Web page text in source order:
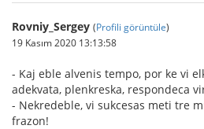
Rovniy_Sergey (Profili görüntüle)
19 Kasım 2020 13:13:58
- Kaj eble alvenis tempo, por ke vi
adekvata, plenkreska, respondeca
- Nekredeble, vi sukcesas meti tre
frazon!